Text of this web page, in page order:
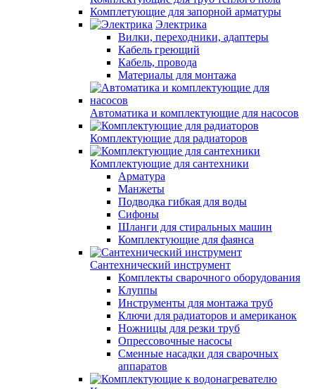
Комплетующие для запорной арматуры
Электрика
Вилки, переходники, адаптеры
Кабель греющий
Кабель, провода
Материалы для монтажа
Автоматика и комплектующие для насосов
Комплектующие для радиаторов
Комплектующие для сантехники
Арматура
Манжеты
Подводка гибкая для воды
Сифоны
Шланги для стиральных машин
Комплектующие для фаянса
Сантехнический инструмент
Комплекты сварочного оборудования
Клуппы
Инструменты для монтажа труб
Ключи для радиаторов и американок
Ножницы для резки труб
Опрессовочные насосы
Сменные насадки для сварочных
аппаратов